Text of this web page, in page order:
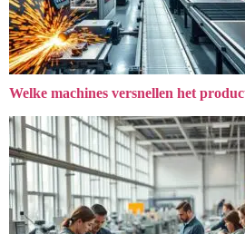
Welke machines versnellen het